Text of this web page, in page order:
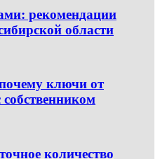
рекомендации
области
ключи от
количество